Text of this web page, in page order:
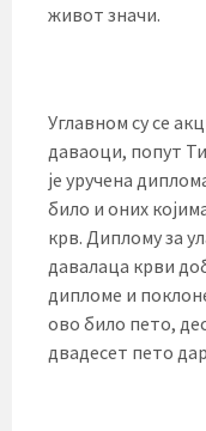
живот значи.
Углавном су се
даваоци, попут
је уручена
било и оних
крв. Диплому за
давалаца крви
дипломе и
ово било пето,
двадесет пето